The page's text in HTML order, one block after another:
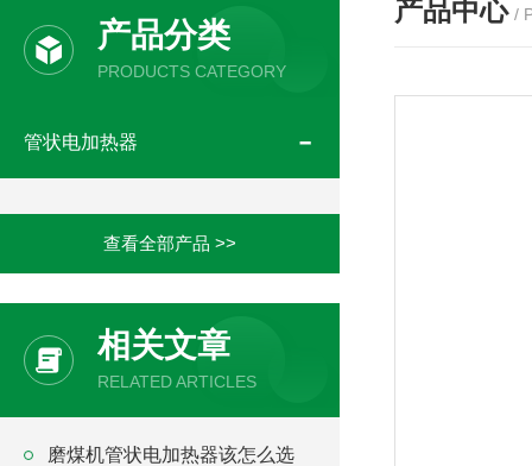
产品分类
PRODUCTS CATEGORY
管状电加热器
查看全部产品 >>
相关文章
RELATED ARTICLES
磨煤机管状电加热器该怎么选
产品中心 /